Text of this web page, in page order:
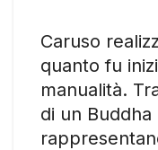
Caruso
quanto fu
manualità.
di un